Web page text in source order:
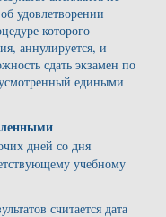
удовлетворении
которого
аннулируется, и
сдать экзамен по
едиными
дней со дня
учебному
считается дата